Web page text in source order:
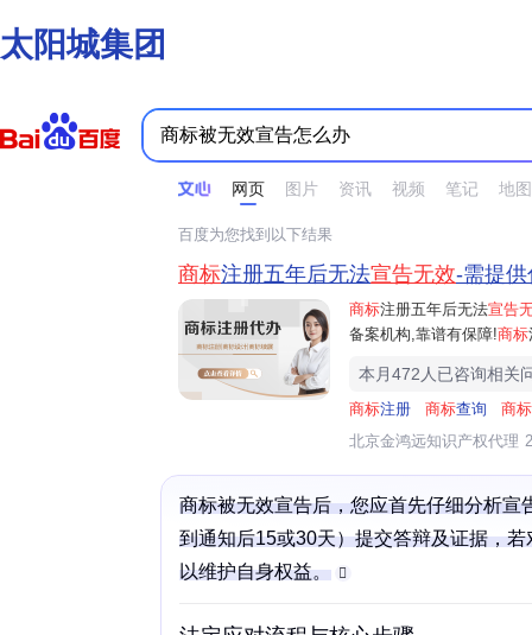
太阳城集团
网页 图片 资讯 视频 笔记 地图
时间不限 所有网页和文件 站点内检索
百度为您找到以下结果
商标注册五年后无法宣告无效-需提
商标注册五年后无法宣告
备案机构,靠谱有保障!商标
本月472人已咨询相关
商标注册 商标查询
商标
北京金鸿远知识产权代理
商标被无效宣告后，您应首先仔细分析宣
到通知后15或30天）提交答辩及证据，
以维护自身权益。